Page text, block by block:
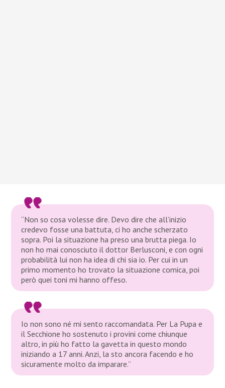
“Non so cosa volesse dire. Devo dire che all’inizio
credevo fosse una battuta, ci ho anche scherzato
sopra. Poi la situazione ha preso una brutta piega. Io
non ho mai conosciuto il dottor Berlusconi, e con ogni
probabilità lui non ha idea di chi sia io. Per cui in un
primo momento ho trovato la situazione comica, poi
però quei toni mi hanno offeso.
Io non sono né mi sento raccomandata. Per La Pupa e
il Secchione ho sostenuto i provini come chiunque
altro, in più ho fatto la gavetta in questo mondo
iniziando a 17 anni. Anzi, la sto ancora facendo e ho
sicuramente molto da imparare.”